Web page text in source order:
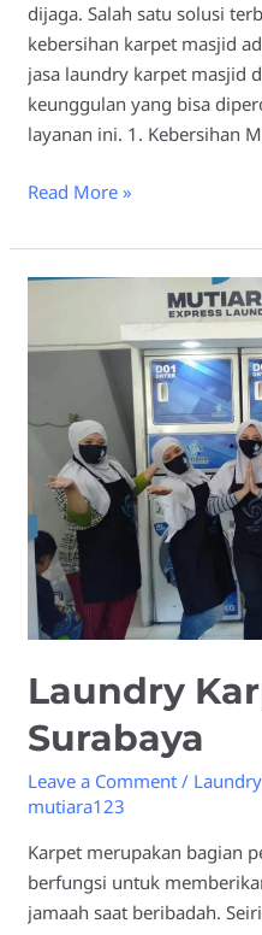
dijaga. Salah satu solusi
kebersihan karpet masjid
jasa laundry karpet masjid
keunggulan yang bisa
layanan ini. 1. Kebersihan
Read More »
Laundry
Surabaya
Leave a Comment /
mutiara123
Karpet merupakan bagian
berfungsi untuk
jamaah saat beribadah.
Masjid